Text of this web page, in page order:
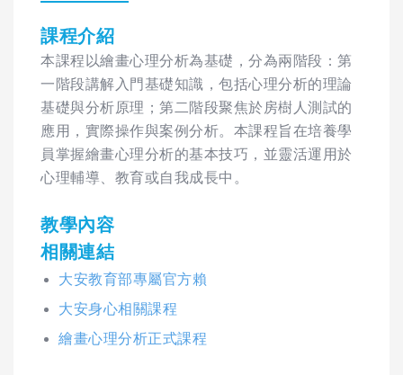
課程介紹
本課程以繪畫心理分析為基礎，分為兩階段：第
一階段講解入門基礎知識，包括心理分析的理論
基礎與分析原理；第二階段聚焦於房樹人測試的
應用，實際操作與案例分析。本課程旨在培養學
員掌握繪畫心理分析的基本技巧，並靈活運用於
心理輔導、教育或自我成長中。
教學內容
相關連結
大安教育部專屬官方賴
大安身心相關課程
繪畫心理分析正式課程